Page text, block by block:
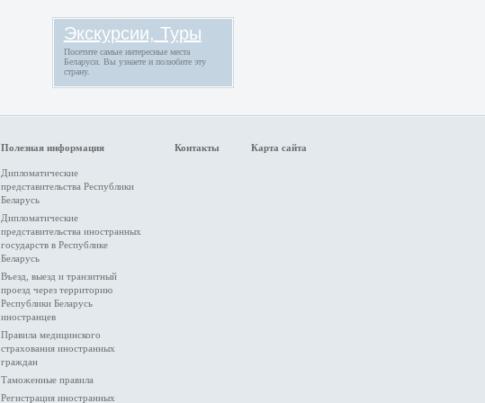
Экскурсии, Туры
Посетите самые интересные места
Беларуси. Вы узнаете и полюбите эту
страну.
Полезная информация
Дипломатические
представительства Республики
Беларусь
Дипломатические
представительства иностранных
государств в Республике
Беларусь
Въезд, выезд и транзитный
проезд через территорию
Республики Беларусь
иностранцев
Правила медицинского
страхования иностранных
граждан
Таможенные правила
Регистрация иностранных
Контакты Карта сайта